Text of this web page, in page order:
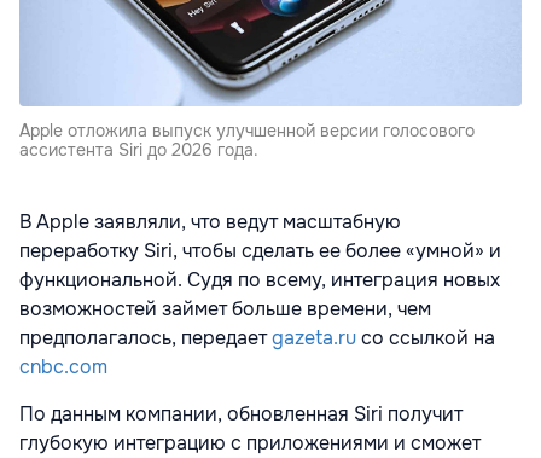
Apple отложила выпуск улучшенной версии голосового
ассистента Siri до 2026 года.
В Apple заявляли, что ведут масштабную
переработку Siri, чтобы сделать ее более «умной» и
функциональной. Судя по всему, интеграция новых
возможностей займет больше времени, чем
предполагалось, передаетgazeta.ruсо ссылкой на
cnbc.com
По данным компании, обновленная Siri получит
глубокую интеграцию с приложениями и сможет